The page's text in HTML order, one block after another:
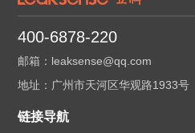
400-6878-220
邮箱：leaksense@qq.com
地址：广州市天河区华观路1933号
链接导航